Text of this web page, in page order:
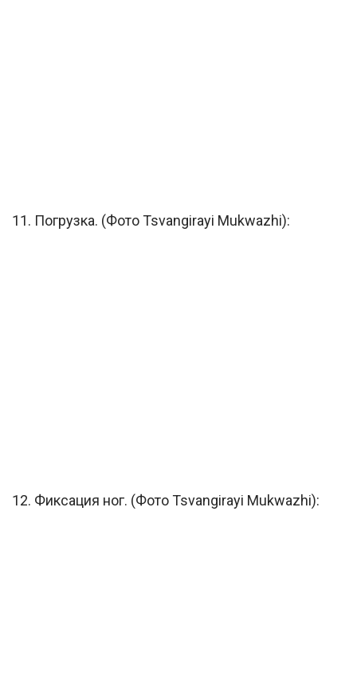
11. Погрузка. (Фото Tsvangirayi Mukwazhi):
12. Фиксация ног. (Фото Tsvangirayi Mukwazhi):